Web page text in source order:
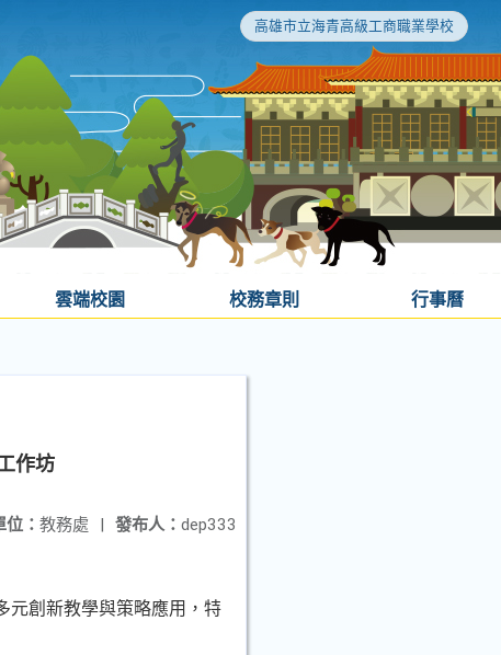
高雄市立海青高級工商職業學校
雲端校園 校務章則 行事曆
作坊
發布人： dep333
： 教務處 |
元創新教學與策略應用，特